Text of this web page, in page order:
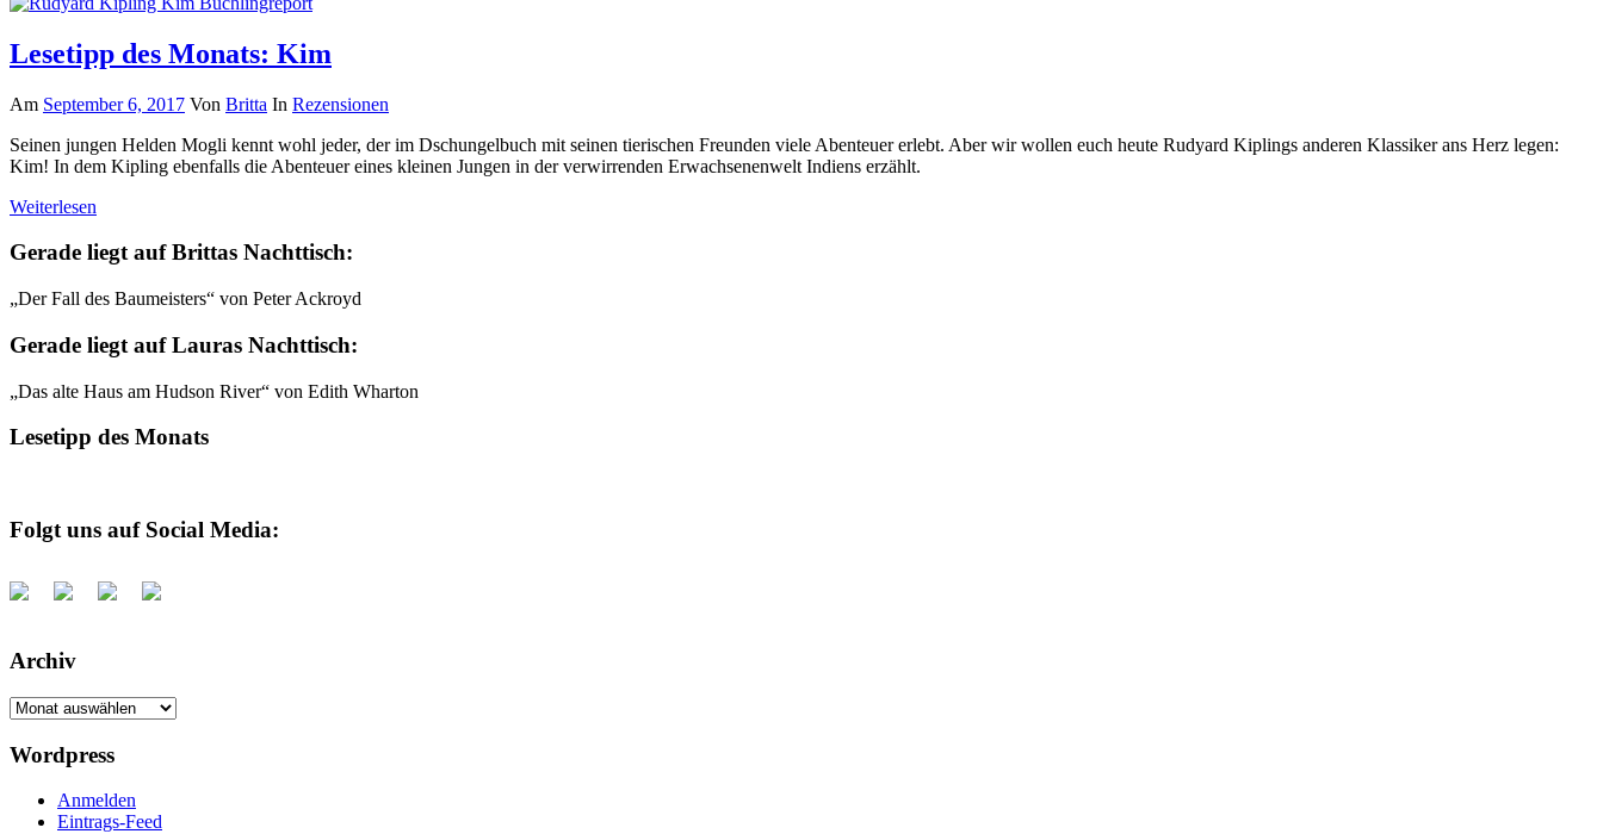
Lesetipp des Monats: Kim
Am September 6, 2017 Von Britta In Rezensionen
Seinen jungen Helden Mogli kennt wohl jeder, der im Dschungelbuch mit seinen tierischen Freunden viele Abenteuer erlebt. Aber wir wollen euch heute Rudyard Kiplings anderen Klassiker ans Herz legen:
Kim! In dem Kipling ebenfalls die Abenteuer eines kleinen Jungen in der verwirrenden Erwachsenenwelt Indiens erzählt.
Weiterlesen
Gerade liegt auf Brittas Nachttisch:
„Der Fall des Baumeisters“ von Peter Ackroyd
Gerade liegt auf Lauras Nachttisch:
„Das alte Haus am Hudson River“ von Edith Wharton
Lesetipp des Monats
Folgt uns auf Social Media:
Archiv
Archiv
Wordpress
Anmelden
Eintrags-Feed